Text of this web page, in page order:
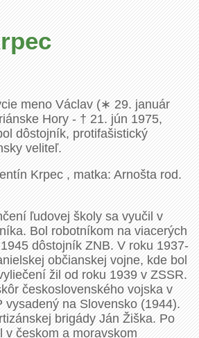
meno Václav (∗ 29. január
Hory - † 21. jún 1975,
dôstojník, protifašistický
veliteľ.
Krpec , matka: Arnošta rod.
ľudovej školy sa vyučil v
Bol robotníkom na viacerých
dôstojník ZNB. V roku 1937-
občianskej vojne, kde bol
žil od roku 1939 v ZSSR.
československého vojska v
vysadený na Slovensko (1944).
brigády Ján Žiška. Po
v českom a moravskom